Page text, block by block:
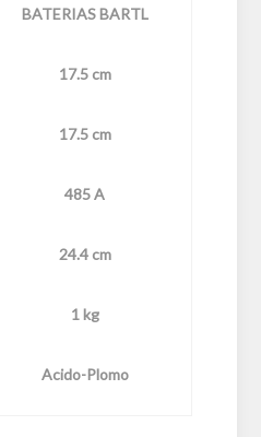
BATERIAS BARTL
17.5 cm
17.5 cm
485 A
24.4 cm
1 kg
Acido-Plomo